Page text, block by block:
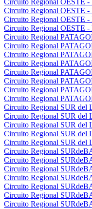
Circuito Regional OESTE
Circuito Regional OESTE -
Circuito Regional OESTE -
Circuito Regional OESTE -
Circuito Regional
Circuito Regional
Circuito Regional
Circuito Regional
Circuito Regional
Circuito Regional
Circuito Regional
Circuito Regional
Circuito Regional SUR del
Circuito Regional SUR del
Circuito Regional SUR del
Circuito Regional SUR del
Circuito Regional SUR del
Circuito Regional
Circuito Regional
Circuito Regional
Circuito Regional
Circuito Regional
Circuito Regional
Circuito Regional